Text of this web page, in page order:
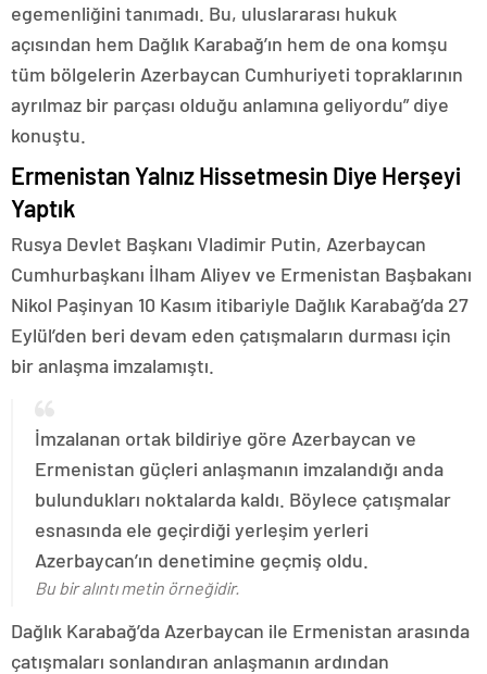
egemenliğini tanımadı. Bu, uluslararası hukuk
açısından hem Dağlık Karabağ’ın hem de ona komşu
tüm bölgelerin Azerbaycan Cumhuriyeti topraklarının
ayrılmaz bir parçası olduğu anlamına geliyordu” diye
konuştu.
Ermenistan Yalnız Hissetmesin Diye Herşeyi
Yaptık
Rusya Devlet Başkanı Vladimir Putin, Azerbaycan
Cumhurbaşkanı İlham Aliyev ve Ermenistan Başbakanı
Nikol Paşinyan 10 Kasım itibariyle Dağlık Karabağ’da 27
Eylül’den beri devam eden çatışmaların durması için
bir anlaşma imzalamıştı.
İmzalanan ortak bildiriye göre Azerbaycan ve
Ermenistan güçleri anlaşmanın imzalandığı anda
bulundukları noktalarda kaldı. Böylece çatışmalar
esnasında ele geçirdiği yerleşim yerleri
Azerbaycan’ın denetimine geçmiş oldu.
Bu bir alıntı metin örneğidir.
Dağlık Karabağ’da Azerbaycan ile Ermenistan arasında
çatışmaları sonlandıran anlaşmanın ardından